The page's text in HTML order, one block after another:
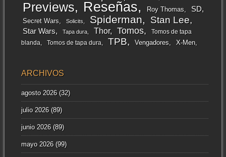
Previews Reseñas Roy Thomas SD
Secret Wars Solicits Spiderman Stan Lee
Star Wars Tapa dura Thor Tomos
Tomos de tapa
blanda
Tomos de tapa dura TPB Vengadores X-Men
ARCHIVOS
agosto 2026(32)
julio 2026(89)
junio 2026(89)
mayo 2026(99)